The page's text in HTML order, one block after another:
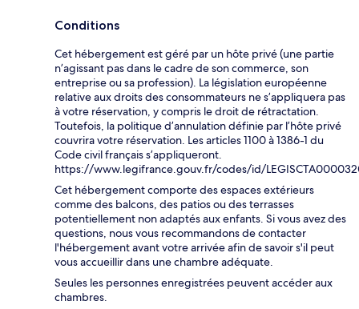
Conditions
Cet hébergement est géré par un hôte privé (une partie
n’agissant pas dans le cadre de son commerce, son
entreprise ou sa profession). La législation européenne
relative aux droits des consommateurs ne s’appliquera pas
à votre réservation, y compris le droit de rétractation.
Toutefois, la politique d’annulation définie par l’hôte privé
couvrira votre réservation. Les articles 1100 à 1386-1 du
Code civil français s’appliqueront.
https://www.legifrance.gouv.fr/codes/id/
Cet hébergement comporte des espaces extérieurs
comme des balcons, des patios ou des terrasses
potentiellement non adaptés aux enfants. Si vous avez des
questions, nous vous recommandons de contacter
l'hébergement avant votre arrivée afin de savoir s'il peut
vous accueillir dans une chambre adéquate.
Seules les personnes enregistrées peuvent accéder aux
chambres.